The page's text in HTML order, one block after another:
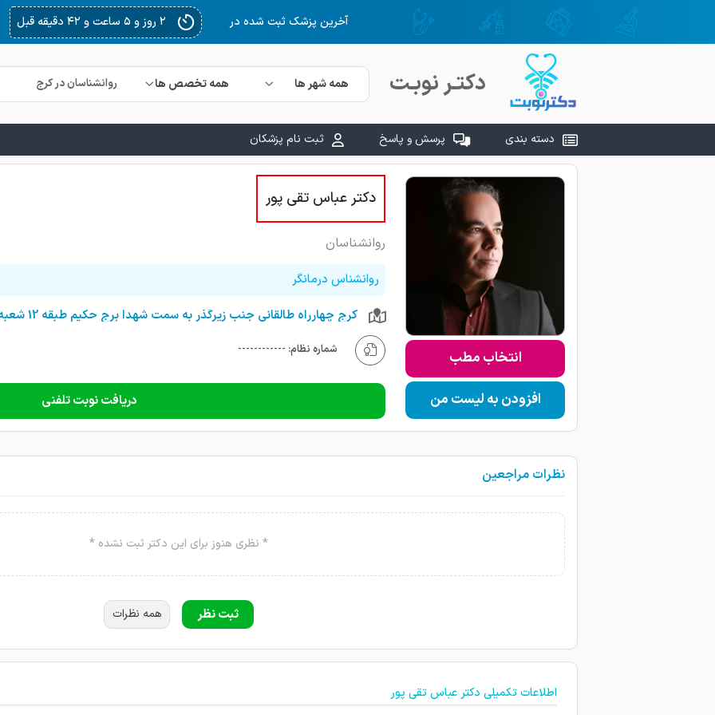
آخرین پزشک ثبت شده در
دکتـر نوبـت همه شهر ها همه تخصص ها
دسته بندی پرسش و پاسخ ثبت نام پزشکان
انتخاب مطب
افزودن به لیست من
دکتر عباس تقی پور
روانشناسان
روانشناس درمانگر
شماره نظام: ------------
دریافت نوبت تلفنی
نظرات مراجعین
* نظری هنوز برای این دکتر ثبت نشده *
ثبت نظر همه نظرات
اطلاعات تکمیلی دکتر عباس تقی پور